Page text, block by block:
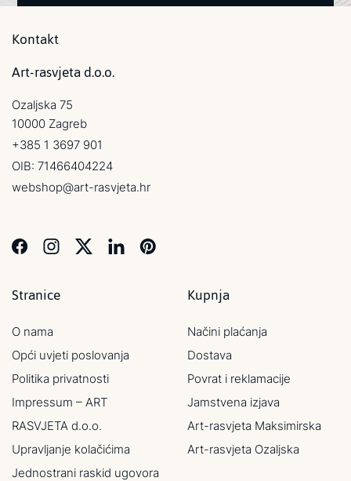
Kontakt
Art-rasvjeta d.o.o.
Ozaljska 75
10000 Zagreb
+385 1 3697 901
OIB: 71466404224
webshop@art-rasvjeta.hr
Stranice
O nama
Opći uvjeti poslovanja
Politika privatnosti
Impressum – ART
RASVJETA d.o.o.
Upravljanje kolačićima
Jednostrani raskid ugovora
Kupnja
Načini plaćanja
Dostava
Povrat i reklamacije
Jamstvena izjava
Art-rasvjeta Maksimirska
Art-rasvjeta Ozaljska